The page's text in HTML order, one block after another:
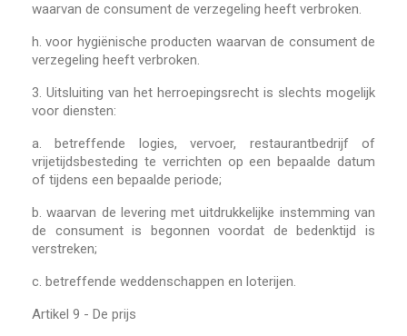
waarvan de consument de verzegeling heeft verbroken.
h. voor hygiënische producten waarvan de consument de
verzegeling heeft verbroken.
3. Uitsluiting van het herroepingsrecht is slechts mogelijk
voor diensten:
a. betreffende logies, vervoer, restaurantbedrijf of
vrijetijdsbesteding te verrichten op een bepaalde datum
of tijdens een bepaalde periode;
b. waarvan de levering met uitdrukkelijke instemming van
de consument is begonnen voordat de bedenktijd is
verstreken;
c. betreffende weddenschappen en loterijen.
Artikel 9 - De prijs